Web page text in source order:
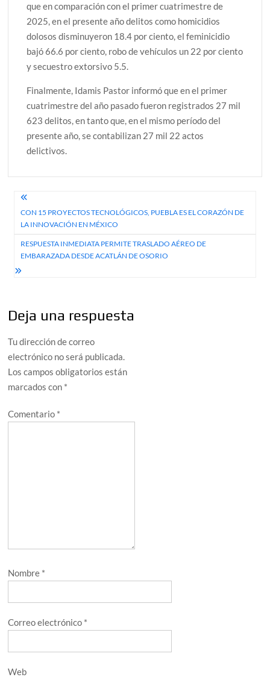
que en comparación con el primer cuatrimestre de
2025, en el presente año delitos como homicidios
dolosos disminuyeron 18.4 por ciento, el feminicidio
bajó 66.6 por ciento, robo de vehículos un 22 por ciento
y secuestro extorsivo 5.5.
Finalmente, Idamis Pastor informó que en el primer
cuatrimestre del año pasado fueron registrados 27 mil
623 delitos, en tanto que, en el mismo período del
presente año, se contabilizan 27 mil 22 actos
delictivos.
Navegación
de
entradas
CON 15 PROYECTOS TECNOLÓGICOS, PUEBLA ES EL CORAZÓN DE
LA INNOVACIÓN EN MÉXICO
RESPUESTA INMEDIATA PERMITE TRASLADO AÉREO DE
EMBARAZADA DESDE ACATLÁN DE OSORIO
Deja una respuesta
Tu dirección de correo
electrónico no será publicada.
Los campos obligatorios están
marcados con *
Comentario *
Nombre *
Correo electrónico *
Web